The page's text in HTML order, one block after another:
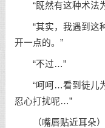
“既然有这种术法
“其实，我遇到这种
开一点的。”
“不过…”
“呵呵…看到徒儿为
忍心打扰呢…”
（嘴唇贴近耳朵）